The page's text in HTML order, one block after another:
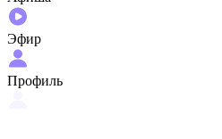
Эфир
Профиль